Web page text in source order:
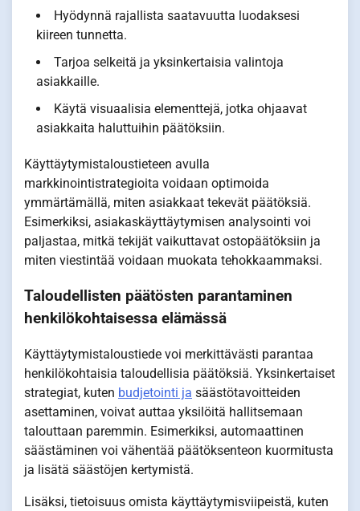
Hyödynnä rajallista saatavuutta luodaksesi
kiireen tunnetta.
Tarjoa selkeitä ja yksinkertaisia valintoja
asiakkaille.
Käytä visuaalisia elementtejä, jotka ohjaavat
asiakkaita haluttuihin päätöksiin.
Käyttäytymistaloustieteen avulla
markkinointistrategioita voidaan optimoida
ymmärtämällä, miten asiakkaat tekevät päätöksiä.
Esimerkiksi, asiakaskäyttäytymisen analysointi voi
paljastaa, mitkä tekijät vaikuttavat ostopäätöksiin ja
miten viestintää voidaan muokata tehokkaammaksi.
Taloudellisten päätösten parantaminen
henkilökohtaisessa elämässä
Käyttäytymistaloustiede voi merkittävästi parantaa
henkilökohtaisia taloudellisia päätöksiä. Yksinkertaiset
strategiat, kuten budjetointi ja säästötavoitteiden
asettaminen, voivat auttaa yksilöitä hallitsemaan
talouttaan paremmin. Esimerkiksi, automaattinen
säästäminen voi vähentää päätöksenteon kuormitusta
ja lisätä säästöjen kertymistä.
Lisäksi, tietoisuus omista käyttäytymisviipeistä, kuten